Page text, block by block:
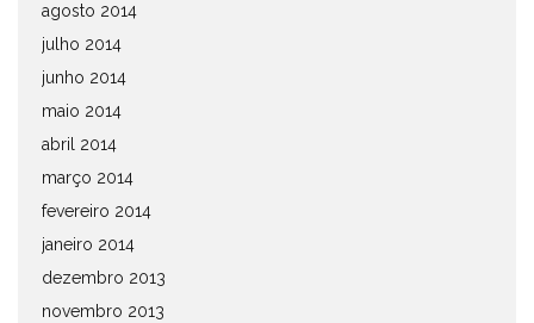
agosto 2014
julho 2014
junho 2014
maio 2014
abril 2014
março 2014
fevereiro 2014
janeiro 2014
dezembro 2013
novembro 2013